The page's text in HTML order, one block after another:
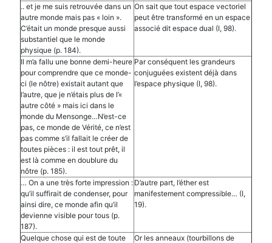
.. et je me suis retrouvée dans un
autre monde mais pas « loin ».
C’était un monde presque aussi
substantiel que le monde
physique (p. 184).
On sait que tout espace vectoriel
peut être transformé en un espace
associé dit espace dual (I, 98).
Il m’a fallu une bonne demi-heure
pour comprendre que ce monde-
ci (le nôtre) existait autant que
l’autre, que je n’étais plus de l’«
autre côté » mais ici dans le
monde du Mensonge…N’est-ce
pas, ce monde de Vérité, ce n’est
pas comme s’il fallait le créer de
toutes pièces : il est tout prêt, il
est là comme en doublure du
nôtre (p. 185).
Par conséquent les grandeurs
conjuguées existent déjà dans
l’espace physique (I, 98).
… On a une très forte impression :
qu’il suffirait de condenser, pour
ainsi dire, ce monde afin qu’il
devienne visible pour tous (p.
187).
D’autre part, l’éther est
manifestement compressible… (I,
19).
Quelque chose qui est de toute
Or les anneaux (tourbillons de